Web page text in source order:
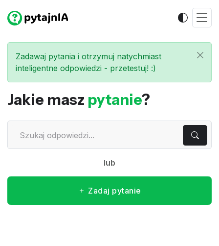
Zadawaj pytania i otrzymuj natychmiast
inteligentne odpowiedzi - przetestuj! :)
Jakie masz pytanie?
lub
Zadaj pytanie